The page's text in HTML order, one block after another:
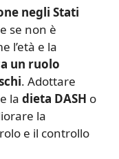
negli Stati
se non è
l’età e la
un ruolo
. Adottare
la dieta DASH o
la
e il controllo